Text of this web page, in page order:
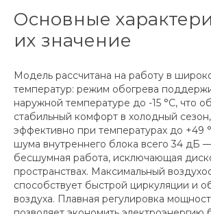
Основные
их значение
Модель рассчитана на работу в
температур: режим обогрева
наружной температуре до -15 °C, что
стабильный комфорт в холодный
эффективно при температурах до +49
шума внутреннего блока всего 34 дБ
бесшумная работа, исключающая
пространствах. Максимальный
способствует быстрой циркуляции и
воздуха. Плавная регулировка